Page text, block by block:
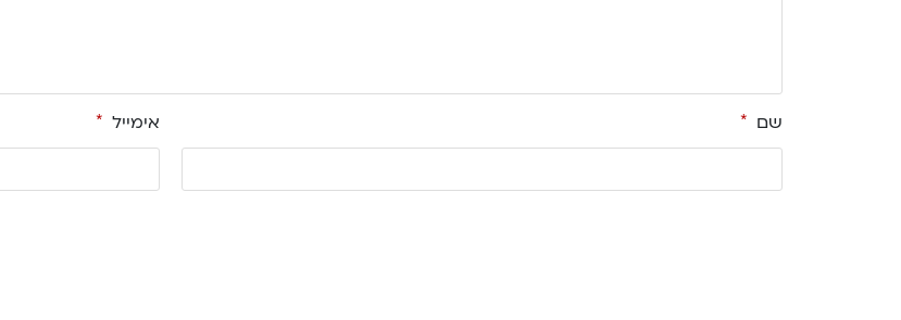
שם * אימייל *